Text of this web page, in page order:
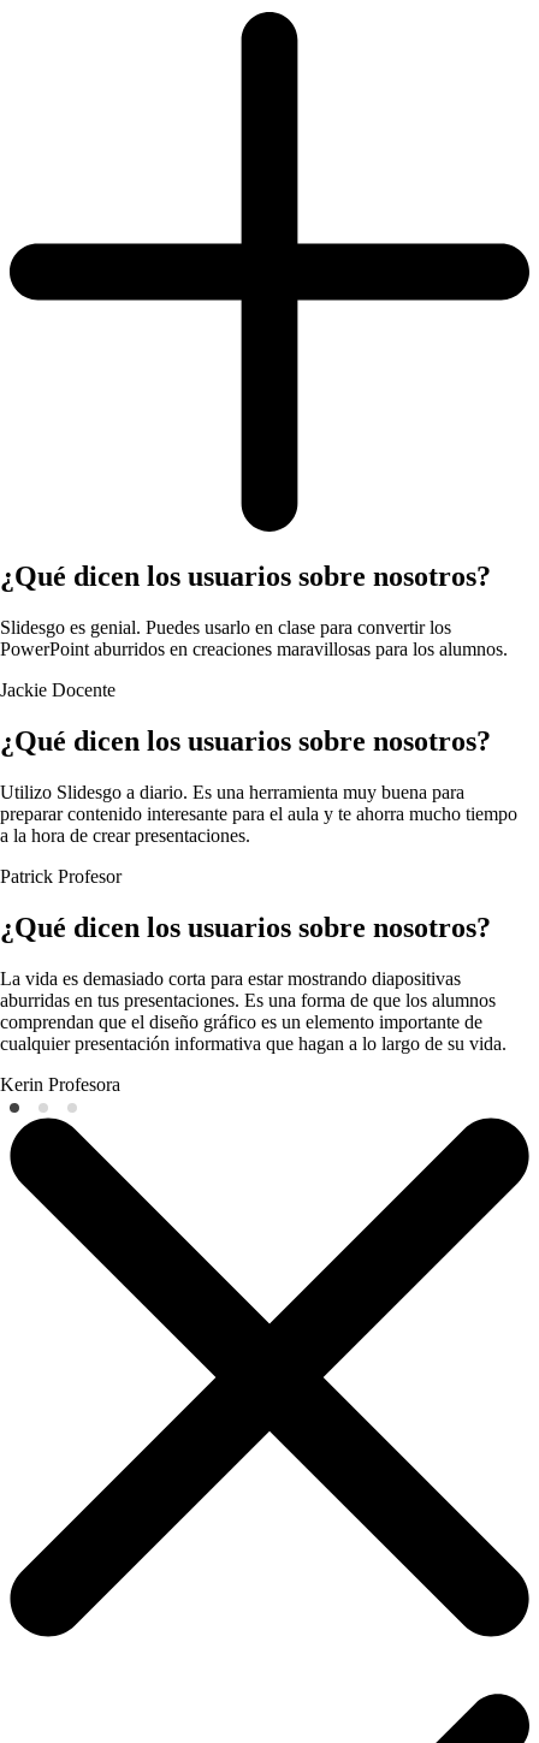
¿Qué dicen los usuarios sobre nosotros?
Slidesgo es genial. Puedes usarlo en clase para convertir los
PowerPoint aburridos en creaciones maravillosas para los alumnos.
Jackie Docente
¿Qué dicen los usuarios sobre nosotros?
Utilizo Slidesgo a diario. Es una herramienta muy buena para
preparar contenido interesante para el aula y te ahorra mucho tiempo
a la hora de crear presentaciones.
Patrick Profesor
¿Qué dicen los usuarios sobre nosotros?
La vida es demasiado corta para estar mostrando diapositivas
aburridas en tus presentaciones. Es una forma de que los alumnos
comprendan que el diseño gráfico es un elemento importante de
cualquier presentación informativa que hagan a lo largo de su vida.
Kerin Profesora